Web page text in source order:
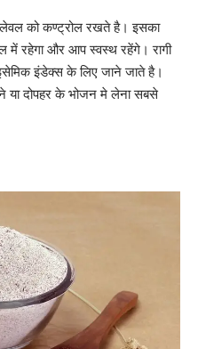
लेवल को कण्ट्रोल रखते है। इसका
रहेगा और आप स्वस्थ रहेंगे। रागी
इंडेक्स के लिए जाने जाते है।
दोपहर के भोजन मे लेना सबसे